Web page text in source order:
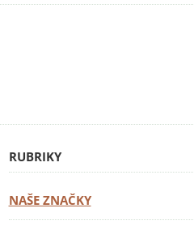
RUBRIKY
NAŠE ZNAČKY